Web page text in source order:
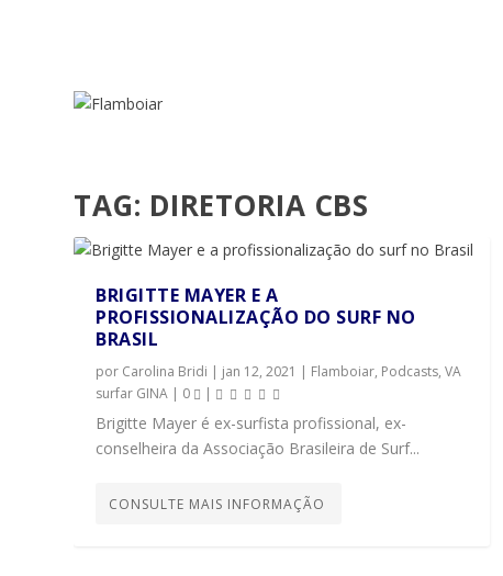
TAG: DIRETORIA CBS
BRIGITTE MAYER E A
PROFISSIONALIZAÇÃO DO SURF NO
BRASIL
por Carolina Bridi | jan 12, 2021 | Flamboiar, Podcasts,VA
surfar GINA | 0 |
Brigitte Mayer é ex-surfista profissional, ex-
conselheira da Associação Brasileira de Surf...
CONSULTE MAIS INFORMAÇÃO